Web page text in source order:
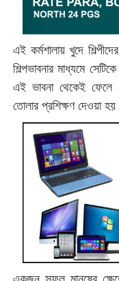
এই কর্মশালায় খুদে
শিল্পভাবনার মাধ্যমে
এই ভাবনা থেকেই ফেলে
তোলার প্রশিক্ষণ দেওয়া হয়